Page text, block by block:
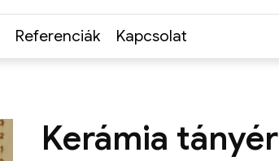
Referenciák Kapcsolat
Kerámia tányér